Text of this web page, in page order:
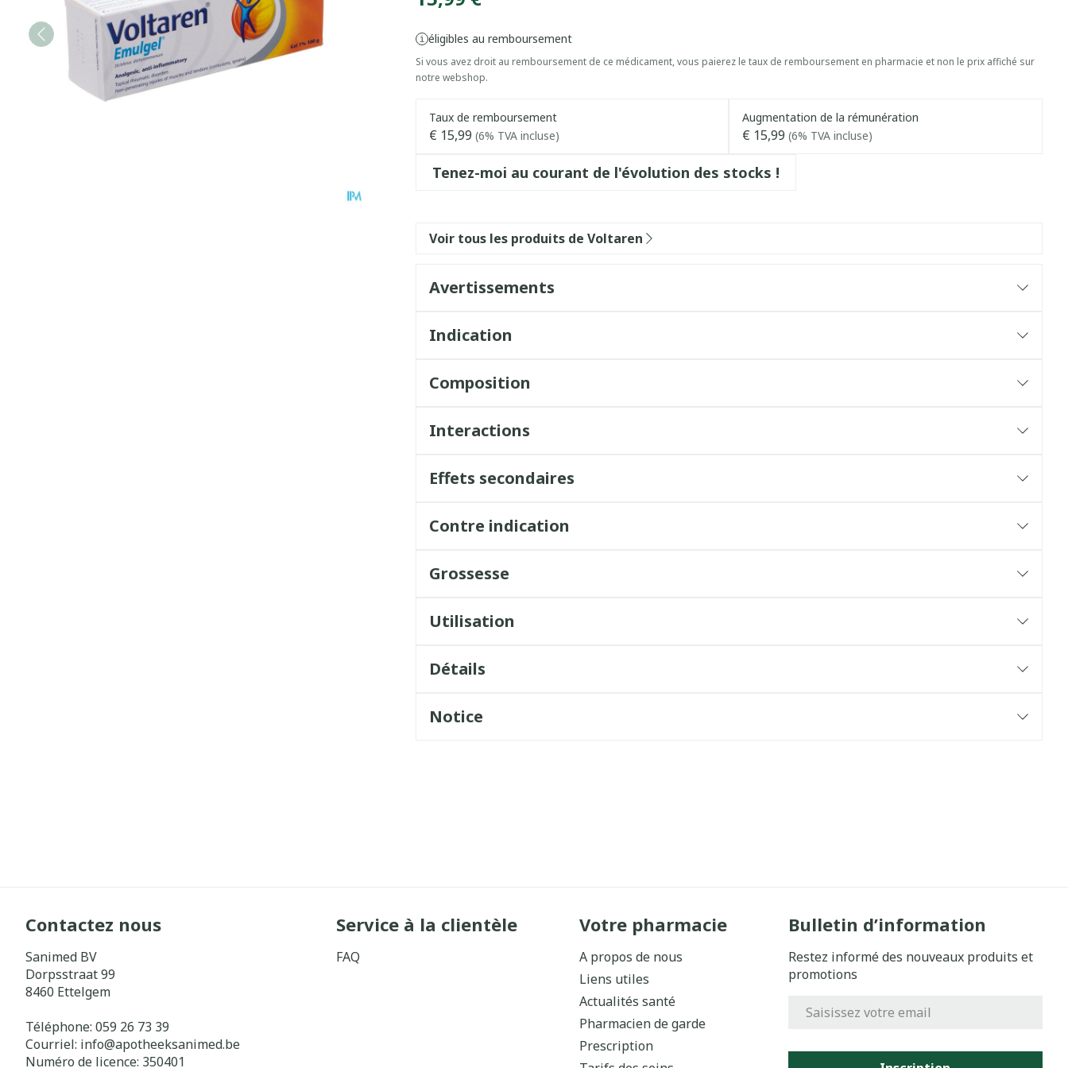
éligibles au remboursement
Si vous avez droit au remboursement de ce médicament, vous paierez le taux de remboursement en pharmacie et non le prix affiché sur
notre webshop.
Taux de remboursement
€ 15,99 (6% TVA incluse)
Augmentation de la rémunération
€ 15,99 (6% TVA incluse)
Tenez-moi au courant de l'évolution des stocks !
Voir tous les produits de Voltaren
Avertissements
Indication
Composition
Interactions
Effets secondaires
Contre indication
Grossesse
Utilisation
Détails
Notice
Contactez nous
Sanimed BV
Dorpsstraat 99
8460 Ettelgem
Téléphone: 059 26 73 39
Courriel: info@apotheeksanimed.be
Numéro de licence: 350401
Service à la clientèle
FAQ
Votre pharmacie
A propos de nous
Liens utiles
Actualités santé
Pharmacien de garde
Prescription
Bulletin d’information
Restez informé des nouveaux produits et
promotions